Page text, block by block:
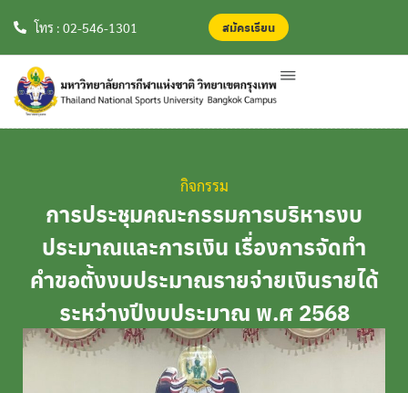
โทร : 02-546-1301 สมัครเรียน
กิจกรรม
การประชุมคณะกรรมการบริหารงบ
ประมาณและการเงิน เรื่องการจัดทำ
คำขอตั้งงบประมาณรายจ่ายเงินรายได้
ระหว่างปีงบประมาณ พ.ศ 2568